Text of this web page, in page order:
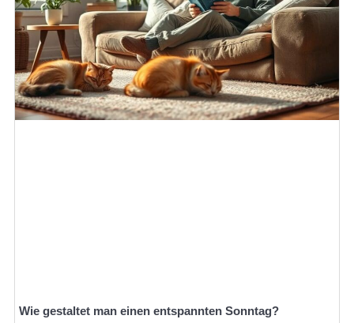
Wie gestaltet man einen entspannten Sonntag?